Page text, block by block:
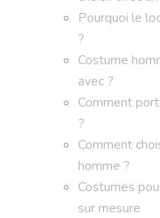
Pourquoi le
?
Costume
avec ?
Comment
?
Comment
homme ?
Costumes
sur mesure